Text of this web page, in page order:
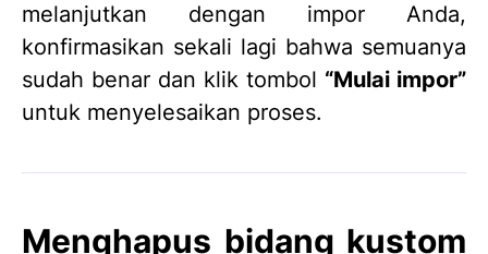
melanjutkan dengan impor Anda,
konfirmasikan sekali lagi bahwa semuanya
sudah benar dan klik tombol “Mulai impor”
untuk menyelesaikan proses.
Menghapus bidang kustom